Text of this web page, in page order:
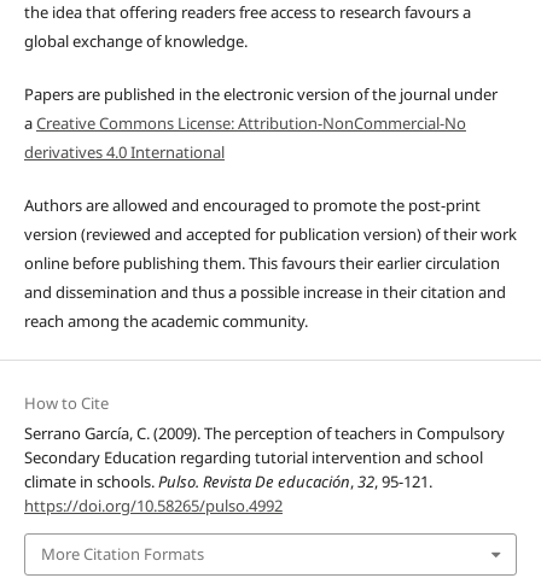
the idea that offering readers free access to research favours a
global exchange of knowledge.
Papers are published in the electronic version of the journal under
aCreative Commons License: Attribution-NonCommercial-No
derivatives 4.0 International
Authors are allowed and encouraged to promote the post-print
version (reviewed and accepted for publication version) of their work
online before publishing them. This favours their earlier circulation
and dissemination and thus a possible increase in their citation and
reach among the academic community.
How to Cite
Serrano García, C. (2009). The perception of teachers in Compulsory
Secondary Education regarding tutorial intervention and school
climate in schools.Pulso. Revista De educación,32, 95-121.
https://doi.org/10.58265/pulso.4992
More Citation Formats